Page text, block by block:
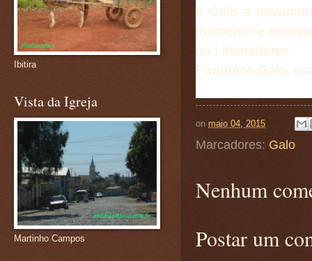
é Galo e
momento e
da Libertadores.
Parabéns Galo,
on maio 04, 2015
Marcadores: Galo
Nenhum
Postar um
Ibitira
Vista da Igreja
Martinho Campos